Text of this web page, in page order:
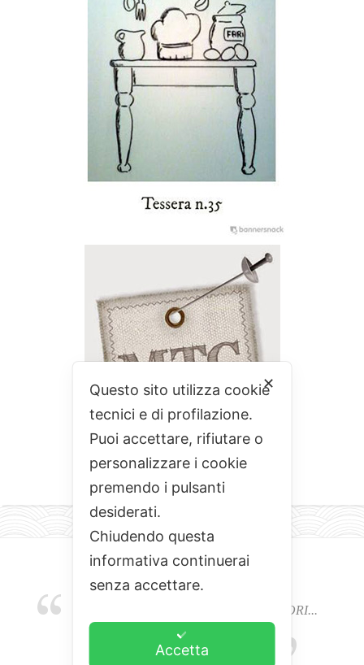
EMOZIONI, COLORI, ODORI E SAPORI...
L'ALCHIMIA DEL BUON CIBO
✕
Questo sito utilizza cookie
tecnici e di profilazione.
Puoi accettare, rifiutare o
personalizzare i cookie
premendo i pulsanti
desiderati.
Chiudendo questa
informativa continuerai
senza accettare.
Accetta